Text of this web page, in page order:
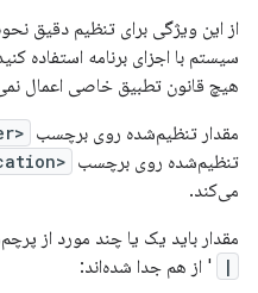
از این ویژگی برای تنظیم دقیق
سیستم با اجزای برنامه استفاده
هیچ قانون تطبیق خاصی اعمال
مقدار تنظیم‌شده روی برچسب <provider>
تنظیم‌شده روی برچسب <application>
می‌کند.
مقدار باید یک یا چند مورد از
| ' از هم جدا شده‌اند: